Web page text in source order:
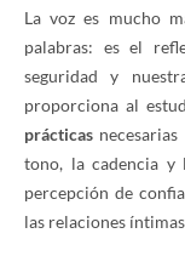
La voz es mucho
palabras: es el
seguridad y
proporciona al
prácticas
tono, la cadencia y
percepción de
las relaciones